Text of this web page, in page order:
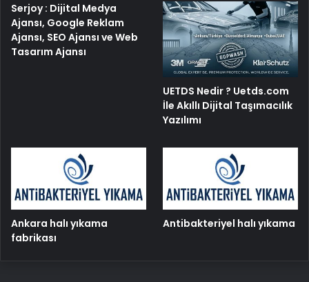
Serjoy : Dijital Medya
Ajansı, Google Reklam
Ajansı, SEO Ajansı ve Web
Tasarım Ajansı
UETDS Nedir ? Uetds.com
İle Akıllı Dijital Taşımacılık
Yazılımı
Ankara halı yıkama
fabrikası
Antibakteriyel halı yıkama